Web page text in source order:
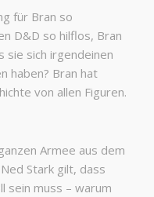
für Bran so
D&D so hilflos, Bran
sie sich irgendeinen
haben? Bran hat
von allen Figuren.
Armee aus dem
Stark gilt, dass
sein muss – warum